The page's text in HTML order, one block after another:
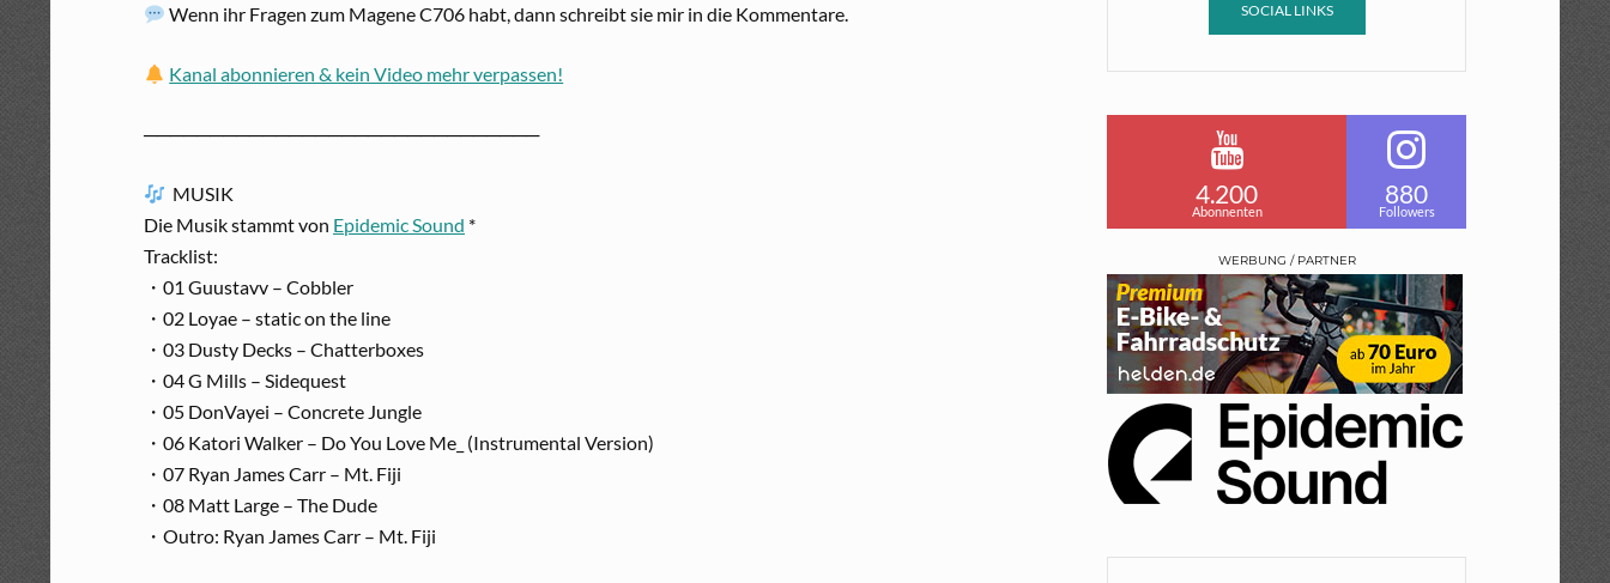
Wenn ihr Fragen zum Magene C706 habt, dann schreibt sie mir in die Kommentare.
Kanal abonnieren & kein Video mehr verpassen!
──────────────────────────────
MUSIK
Die Musik stammt von Epidemic Sound *
Tracklist:
・01 Guustavv – Cobbler
・02 Loyae – static on the line
・03 Dusty Decks – Chatterboxes
・04 G Mills – Sidequest
・05 DonVayei – Concrete Jungle
・06 Katori Walker – Do You Love Me_ (Instrumental Version)
・07 Ryan James Carr – Mt. Fiji
・08 Matt Large – The Dude
・Outro: Ryan James Carr – Mt. Fiji
SOCIAL LINKS
4.200
Abonnenten
880
Followers
WERBUNG / PARTNER